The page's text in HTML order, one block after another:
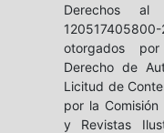
Derechos al
otorgados
Derecho de
Licitud de
por la
y Revistas